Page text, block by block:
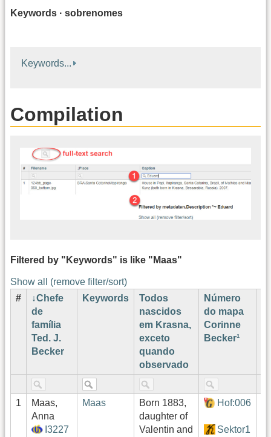
Keywords · sobrenomes
Keywords...
Compilation
Filtered by "Keywords" is like "Maas"
Show all (remove filter/sort)
#
Chefe
de
família
Ted. J.
Becker
Keywords
Todos
nascidos
em Krasna,
exceto
quando
observado
Número
do mapa
Corinne
Becker¹
1
Maas,
Anna
I3227
Maas
Born 1883,
daughter of
Valentin and
Hof:006
Sektor1